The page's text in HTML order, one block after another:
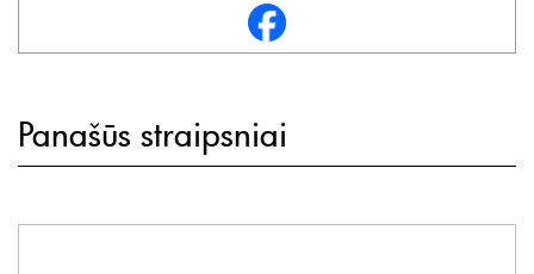
Panašūs straipsniai